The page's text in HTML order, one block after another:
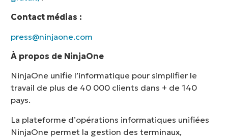
Contact médias :
press@ninjaone.com
À propos de NinjaOne
NinjaOne unifie l’informatique pour simplifier le
travail de plus de 40 000 clients dans + de 140
pays.
La plateforme d’opérations informatiques unifiées
NinjaOne permet la gestion des terminaux,